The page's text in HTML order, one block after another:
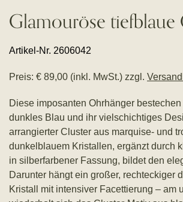
Glamouröse
Artikel-Nr. 2606042
Preis: € 89,00 (inkl. MwSt.) zzgl.
Diese imposanten Ohrhänger
dunkles Blau und ihr vielschichtiges
arrangierter Cluster aus marquise- und
dunkelblauem Kristallen, ergänzt durch
in silberfarbener Fassung, bildet den
Darunter hängt ein großer, rechteckiger
Kristall mit intensiver Facettierung – am